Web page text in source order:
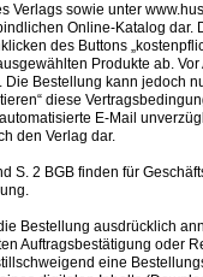
Verlags sowie unter
Online-Katalog dar.
des Buttons
Produkte ab.
Bestellung kann jedoch
diese
E-Mail
den Verlag dar.
S. 2 BGB finden für
Bestellung ausdrücklich
Auftragsbestätigung oder
eine